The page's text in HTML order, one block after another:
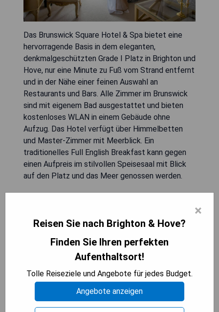
Das Brunswick Square Hotel & Spa bietet eine
hervorragende Basis in dem eleganten,
denkmalgeschützten Grade I Platz in Brighton und
Hove, nur eine Minute zu Fuß vom Strand entfernt
und in der Nähe einer feinen Auswahl an
Restaurants und Bars. Alle Zimmer im Brunswick
sind mit eigenem Bad ausgestattet und bieten
kostenloses WLAN in einem Gebäude ohne
Aufzug. Das Hotel verfügt über Himmelbetten
und Master-Zimmer mit Meerblick. Ein
traditionelles Full English Breakfast kann gegen
einen Aufpreis im stilvollen Speisesaal mit Blick
auf den Platz und das Meer genossen werden.
- Kostenfreies WLAN verfügbar
- Leckeres Full English Breakfast erhältlich
VERFÜGBARKEIT PRÜFEN
×
Reisen Sie nach Brighton & Hove?
Finden Sie Ihren perfekten
Aufenthaltsort!
Tolle Reiseziele und Angebote für jedes Budget.
Angebote anzeigen